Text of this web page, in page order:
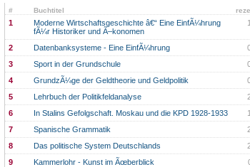
# Buchtitel
1
Moderne Wirtschaftsgeschichte â€“ Eine EinfÃ¼hrung
fÃ¼r Historiker und Ã–konomen
2
Datenbanksysteme - Eine EinfÃ¼hrung
3
Sport in der Grundschule
4
GrundzÃ¼ge der Geldtheorie und Geldpolitik
5
Lehrbuch der Politikfeldanalyse
6
In Stalins Gefolgschaft. Moskau und die KPD 1928-1933
7
Spanische Grammatik
8
Das politische System Deutschlands
9
Kammerlohr - Kunst im Ãœberblick